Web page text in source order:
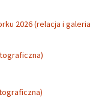
2026 (relacja i galeria